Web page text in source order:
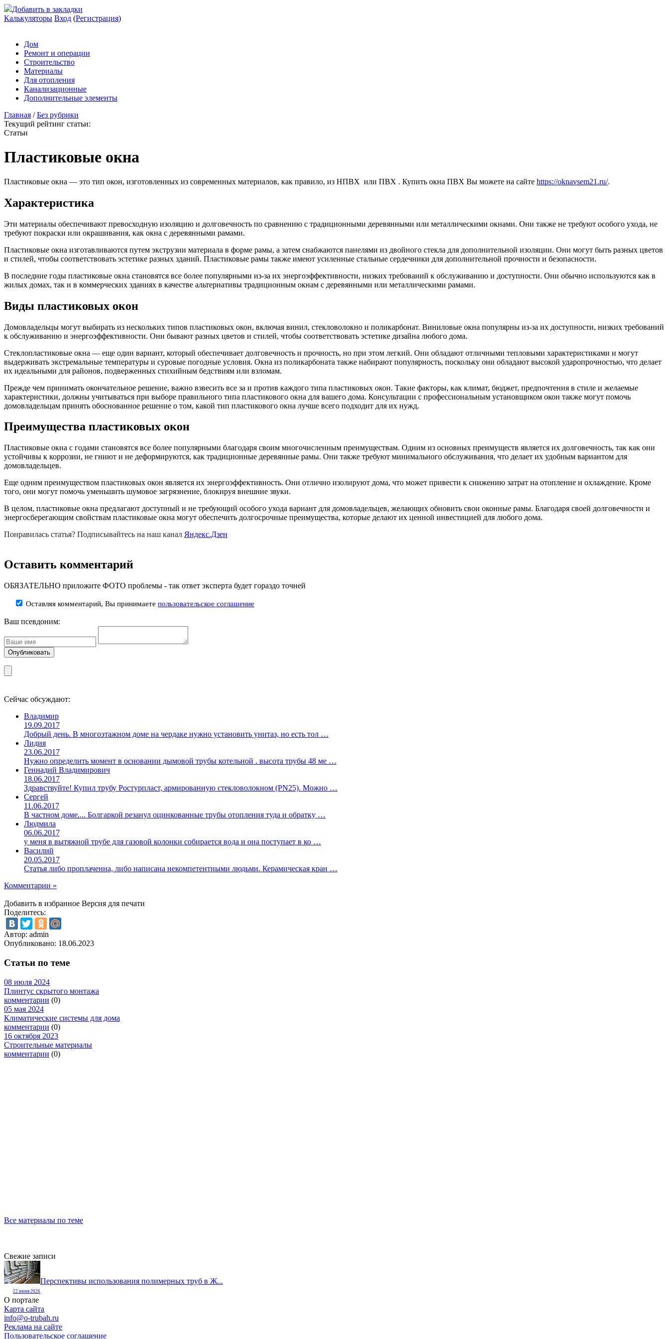
Добавить в закладки
Калькуляторы Вход (Регистрация)
Дом
Ремонт и операции
Строительство
Материалы
Для отопления
Канализационные
Дополнительные элементы
Главная /Без рубрики
Текущий рейтинг статьи:
Статьи
Пластиковые окна
Пластиковые окна — это тип окон, изготовленных из современных материалов, как правило, из НПВХ или ПВХ . Купить окна ПВХ Вы можете на сайте https://oknavsem21.ru/.
Характеристика
Эти материалы обеспечивают превосходную изоляцию и долговечность по сравнению с традиционными деревянными или металлическими окнами. Они также не требуют особого ухода, не
требуют покраски или окрашивания, как окна с деревянными рамами.
Пластиковые окна изготавливаются путем экструзии материала в форме рамы, а затем снабжаются панелями из двойного стекла для дополнительной изоляции. Они могут быть разных цветов
и стилей, чтобы соответствовать эстетике разных зданий. Пластиковые рамы также имеют усиленные стальные сердечники для дополнительной прочности и безопасности.
В последние годы пластиковые окна становятся все более популярными из-за их энергоэффективности, низких требований к обслуживанию и доступности. Они обычно используются как в
жилых домах, так и в коммерческих зданиях в качестве альтернативы традиционным окнам с деревянными или металлическими рамами.
Виды пластиковых окон
Домовладельцы могут выбирать из нескольких типов пластиковых окон, включая винил, стекловолокно и поликарбонат. Виниловые окна популярны из-за их доступности, низких требований
к обслуживанию и энергоэффективности. Они бывают разных цветов и стилей, чтобы соответствовать эстетике дизайна любого дома.
Стеклопластиковые окна — еще один вариант, который обеспечивает долговечность и прочность, но при этом легкий. Они обладают отличными тепловыми характеристиками и могут
выдерживать экстремальные температуры и суровые погодные условия. Окна из поликарбоната также набирают популярность, поскольку они обладают высокой ударопрочностью, что делает
их идеальными для районов, подверженных стихийным бедствиям или взломам.
Прежде чем принимать окончательное решение, важно взвесить все за и против каждого типа пластиковых окон. Такие факторы, как климат, бюджет, предпочтения в стиле и желаемые
характеристики, должны учитываться при выборе правильного типа пластикового окна для вашего дома. Консультации с профессиональным установщиком окон также могут помочь
домовладельцам принять обоснованное решение о том, какой тип пластикового окна лучше всего подходит для их нужд.
Преимущества пластиковых окон
Пластиковые окна с годами становятся все более популярными благодаря своим многочисленным преимуществам. Одним из основных преимуществ является их долговечность, так как они
устойчивы к коррозии, не гниют и не деформируются, как традиционные деревянные рамы. Они также требуют минимального обслуживания, что делает их удобным вариантом для
домовладельцев.
Еще одним преимуществом пластиковых окон является их энергоэффективность. Они отлично изолируют дома, что может привести к снижению затрат на отопление и охлаждение. Кроме
того, они могут помочь уменьшить шумовое загрязнение, блокируя внешние звуки.
В целом, пластиковые окна предлагают доступный и не требующий особого ухода вариант для домовладельцев, желающих обновить свои оконные рамы. Благодаря своей долговечности и
энергосберегающим свойствам пластиковые окна могут обеспечить долгосрочные преимущества, которые делают их ценной инвестицией для любого дома.
Понравилась статья? Подписывайтесь на наш канал Яндекс.Дзен
Оставить комментарий
ОБЯЗАТЕЛЬНО приложите ФОТО проблемы - так ответ эксперта будет гораздо точней
Оставляя комментарий, Вы принимаете пользовательское соглашение
Ваш псевдоним:
Сейчас обсуждают:
Владимир
19.09.2017
Добрый день. В многоэтажном доме на чердаке нужно установить унитаз, но есть тол …
Лидия
23.06.2017
Нужно определить момент в основании дымовой трубы котельной . высота трубы 48 ме …
Геннадий Владимирович
18.06.2017
Здравствуйте! Купил трубу Ростурпласт, армированную стекловолокном (PN25). Можно …
Сергей
11.06.2017
В частном доме.... Болгаркой резанул оцинкованные трубы отопления туда и обратку …
Людмила
06.06.2017
у меня в вытяжной трубе для газовой колонки собирается вода и она поступает в ко …
Василий
20.05.2017
Статья либо проплаченна, либо написана некомпетентными людьми. Керамическая кран …
Комментарии »
Добавить в избранное Версия для печати
Поделитесь:
Автор: admin
Опубликовано: 18.06.2023
Статьи по теме
08 июля 2024
Плинтус скрытого монтажа
комментарии (0)
05 мая 2024
Климатические системы для дома
комментарии (0)
16 октября 2023
Строительные материалы
комментарии (0)
Все материалы по теме
Свежие записи
Перспективы использования полимерных труб в Ж...
22 июня 2026
О портале
Карта сайта
info@o-trubah.ru
Реклама на сайте
Пользовательское соглашение